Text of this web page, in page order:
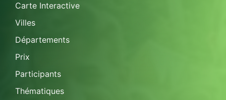
Carte Interactive
Villes
Départements
Prix
Participants
Thématiques